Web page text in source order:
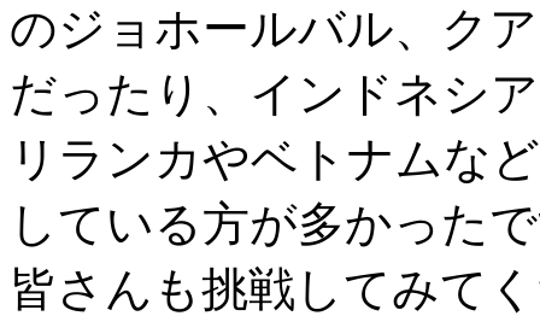
のジョホールバル、ク
だったり、インドネシ
リランカやベトナムな
している方が多かった
皆さんも挑戦してみて